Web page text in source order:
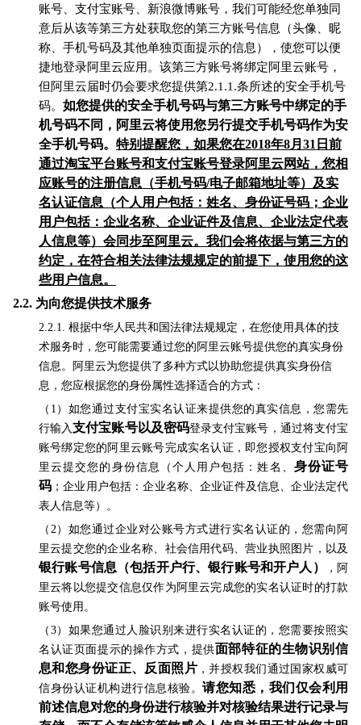
账号、支付宝账号、新浪微博账号，我们可能经您单独同
意后从该等第三方处获取您的第三方账号信息（头像、昵
称、手机号码及其他单独页面提示的信息），使您可以便
捷地登录阿里云应用。该第三方账号将绑定阿里云账号，
但阿里云届时仍会要求您提供第2.1.1.条所述的安全手机号
码。 如您提供的安全手机号码与第三方账号中绑定的手
机号码不同，阿里云将使用您另行提交手机号码作为安
全手机号码。 特别提醒您，如果您在2018年8月31日前
通过淘宝平台账号和支付宝账号登录阿里云网站，您相
应账号的注册信息（手机号码/电子邮箱地址等）及实
名认证信息（个人用户包括：姓名、身份证号码；企业
用户包括：企业名称、企业证件及信息、企业法定代表
人信息等）会同步至阿里云。我们会将依据与第三方的
约定，在符合相关法律法规规定的前提下，使用您的这
些用户信息。
2.2. 为向您提供技术服务
2.2.1. 根据中华人民共和国法律法规规定，在您使用具体的技
术服务时，您可能需要通过您的阿里云账号提供您的真实身份
信息。阿里云为您提供了多种方式以协助您提供真实身份信
息，您应根据您的身份属性选择适合的方式：
（1）如您通过支付宝实名认证来提供您的真实信息，您需先
行输入支付宝账号以及密码登录支付宝账号，通过将支付宝
账号绑定您的阿里云账号完成实名认证，即您授权支付宝向阿
里云提交您的身份信息（个人用户包括：姓名、 身份证号
码 ；企业用户包括：企业名称、企业证件及信息、企业法定代
表人信息等）。
（2）如您通过企业对公账号方式进行实名认证的，您需向阿
里云提交您的企业名称、社会信用代码、营业执照图片，以及
银行账号信息（包括开户行、银行账号和开户人）
，阿
里云将以您提交信息仅作为阿里云完成您的实名认证时的打款
账号使用。
（3）如果您通过人脸识别来进行实名认证的，您需要按照实
名认证页面提示的操作方式，提供面部特征的生物识别信
息和您身份证正、反面照片 ，并授权我们通过国家权威可
信身份认证机构进行信息核验。 请您知悉，我们仅会利用
前述信息对您的身份进行核验并对核验结果进行记录与